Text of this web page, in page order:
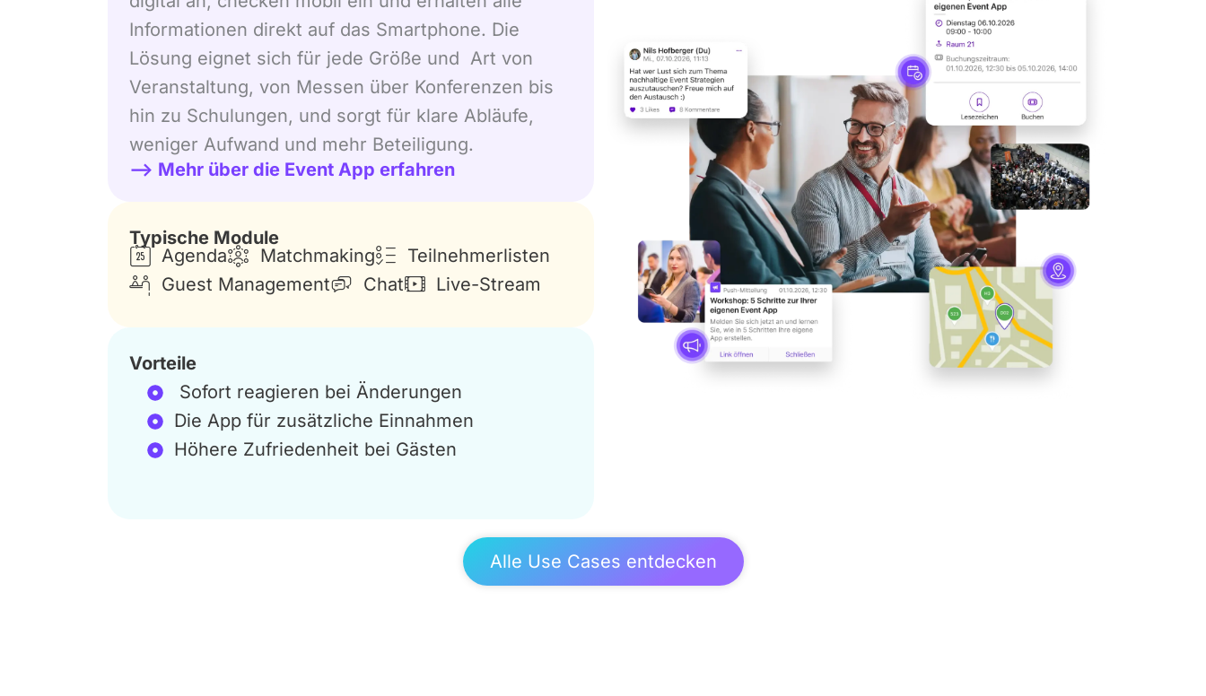
Informationen direkt auf das Smartphone. Die
Lösung eignet sich für jede Größe und Art von
Veranstaltung, von Messen über Konferenzen bis
hin zu Schulungen, und sorgt für klare Abläufe,
weniger Aufwand und mehr Beteiligung.
–> Mehr über die Event App erfahren
Typische Module
Agenda
Matchmaking
Teilnehmerlisten
Guest Management
Chat Live-Stream
Vorteile
Sofort reagieren bei Änderungen
Die App für zusätzliche Einnahmen
Höhere Zufriedenheit bei Gästen
Alle Use Cases entdecken